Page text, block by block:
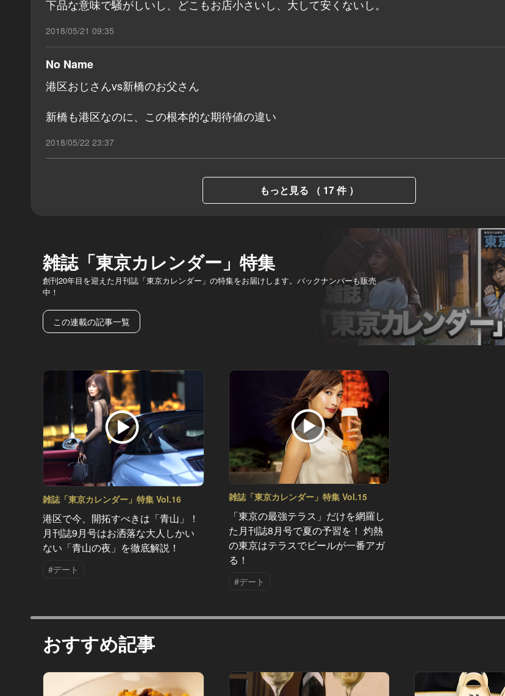
下品な意味で騒がしいし、どこもお店小さいし、大して安くないし。
2018/05/21 09:35
No Name
港区おじさんvs新橋のお父さん
新橋も港区なのに、この根本的な期待値の違い
2018/05/22 23:37
もっと見る （ 17 件 ）
雑誌「東京カレンダー」特集
創刊20年目を迎えた月刊誌「東京カレンダー」の特集をお届けします。バックナンバーも販売
中！
この連載の記事一覧
雑誌「東京カレンダー」特集 Vol.16
港区で今、開拓すべきは「青山」！
月刊誌9月号はお洒落な大人しかい
ない「青山の夜」を徹底解説！
#デート
雑誌「東京カレンダー」特集 Vol.15
「東京の最強テラス」だけを網羅し
た月刊誌8月号で夏の予習を！ 灼熱
の東京はテラスでビールが一番アガ
る！
#デート
おすすめ記事